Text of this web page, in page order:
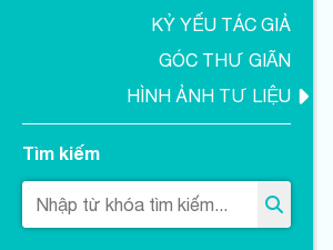
KỶ YẾU TÁC GIẢ
GÓC THƯ GIÃN
HÌNH ẢNH TƯ LIỆU
Tìm kiếm